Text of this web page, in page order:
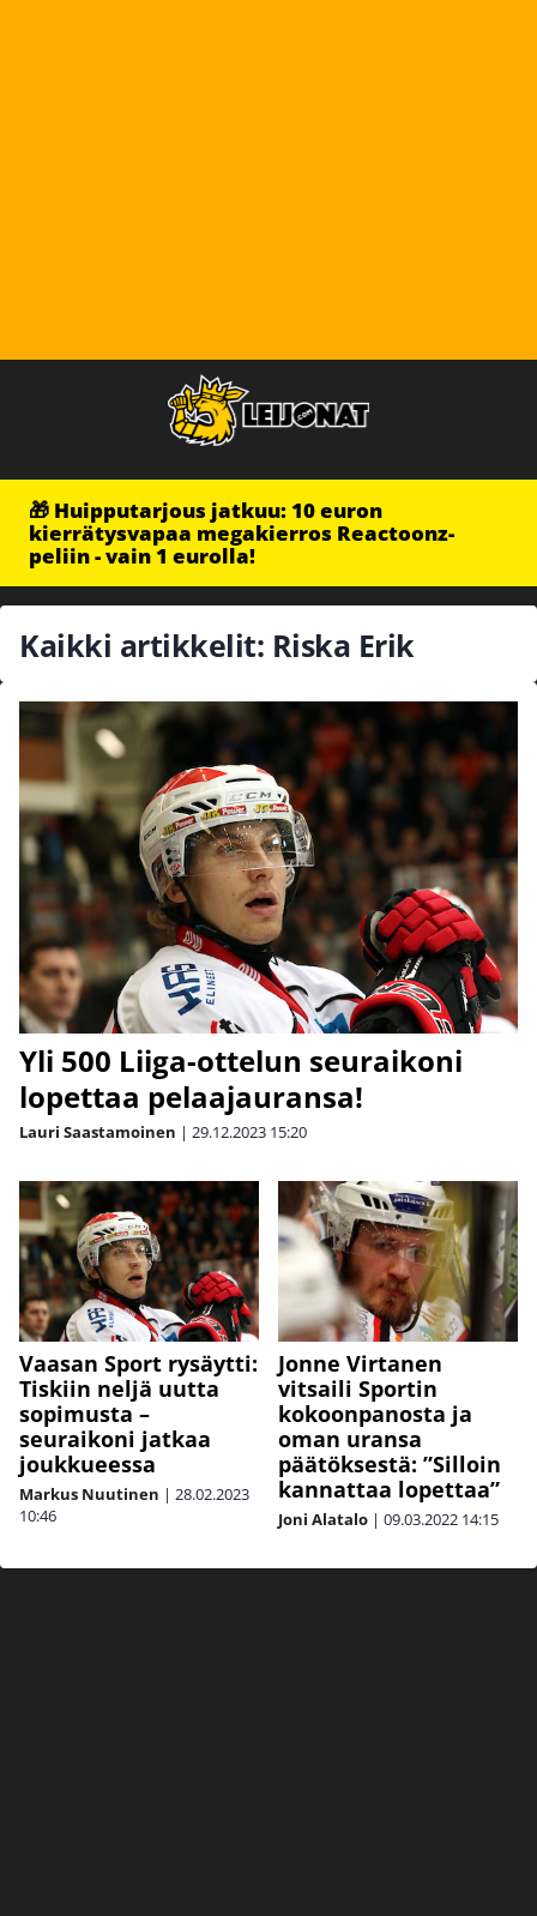
🎁 Huipputarjous jatkuu: 10 euron
kierrätysvapaa megakierros Reactoonz-
peliin - vain 1 eurolla!
Kaikki artikkelit: Riska Erik
Yli 500 Liiga-ottelun seuraikoni
lopettaa pelaajauransa!
Lauri Saastamoinen | 29.12.2023 15:20
Vaasan Sport rysäytti:
Tiskiin neljä uutta
sopimusta –
seuraikoni jatkaa
joukkueessa
Markus Nuutinen | 28.02.2023
10:46
Jonne Virtanen
vitsaili Sportin
kokoonpanosta ja
oman uransa
päätöksestä: ”Silloin
kannattaa lopettaa”
Joni Alatalo | 09.03.2022 14:15